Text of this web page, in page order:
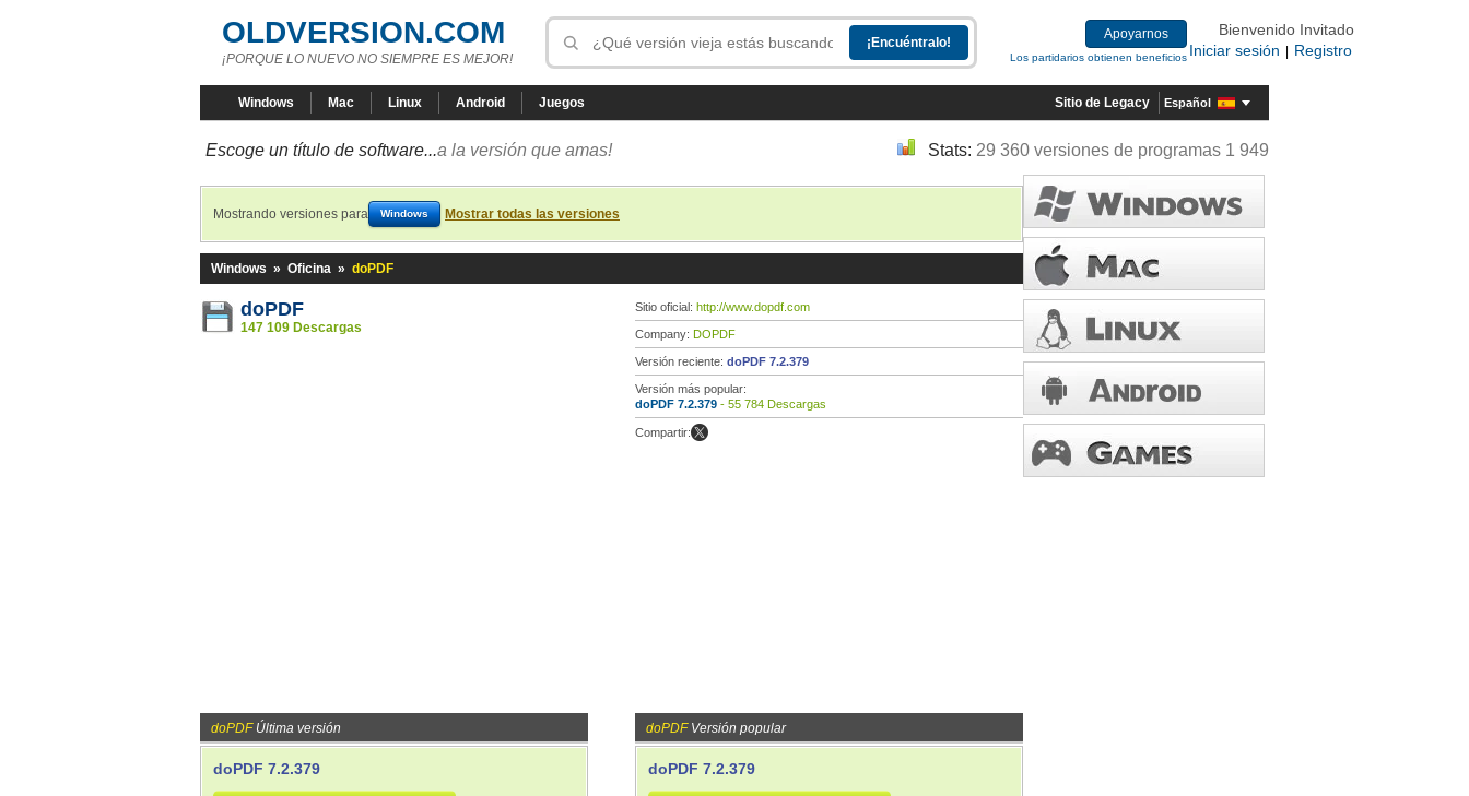
OLDVERSION.COM
¡PORQUE LO NUEVO NO SIEMPRE ES MEJOR!
Apoyarnos
Los partidarios obtienen beneficios
Bienvenido Invitado
Iniciar sesión
Registro
Windows Mac Linux Android Juegos Sitio de Legacy Español
Escoge un título de software...a la versión que amas! Stats: 29 360 versiones de programas 1 949
Mostrando versiones para Windows Mostrar todas las versiones
Windows » Oficina » doPDF
doPDF
147 109 Descargas
Sitio oficial: http://www.dopdf.com
Company: DOPDF
Versión reciente: doPDF 7.2.379
Versión más popular:
doPDF 7.2.379 - 55 784 Descargas
Compartir:
doPDFÚltima versión
doPDF 7.2.379
doPDFVersión popular
doPDF 7.2.379